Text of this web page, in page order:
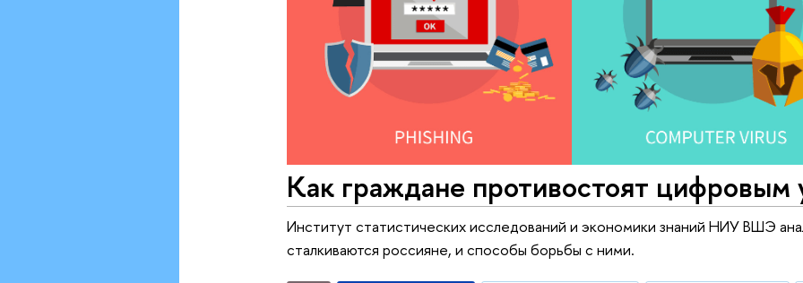
Как граждане противостоят цифровым
Институт статистических исследований и экономики знаний НИУ ВШЭ
сталкиваются россияне, и способы борьбы с ними.